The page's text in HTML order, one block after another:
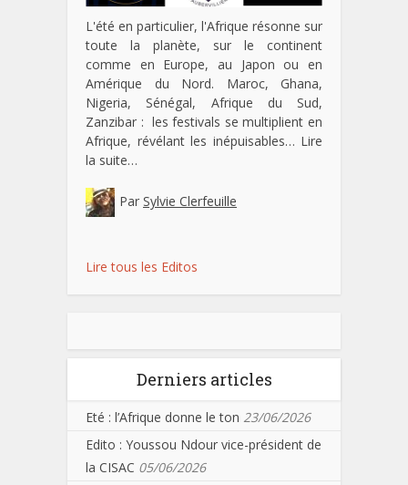
L'été en particulier, l'Afrique résonne sur
toute la planète, sur le continent
comme en Europe, au Japon ou en
Amérique du Nord. Maroc, Ghana,
Nigeria, Sénégal, Afrique du Sud,
Zanzibar : les festivals se multiplient en
Afrique, révélant les inépuisables… Lire
la suite…
Par Sylvie Clerfeuille
Lire tous les Editos
Derniers articles
Eté : l’Afrique donne le ton 23/06/2026
Edito : Youssou Ndour vice-président de
la CISAC 05/06/2026